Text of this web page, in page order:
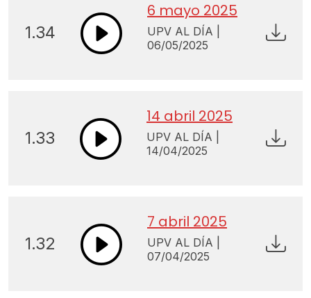
1.34
6 mayo 2025
UPV AL DÍA |
06/05/2025
1.33
14 abril 2025
UPV AL DÍA |
14/04/2025
1.32
7 abril 2025
UPV AL DÍA |
07/04/2025